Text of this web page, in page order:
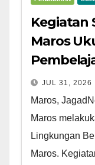
Kegiatan
Maros
JUL 31, 2026
Maros,
Maros
Lingkungan
Maros.